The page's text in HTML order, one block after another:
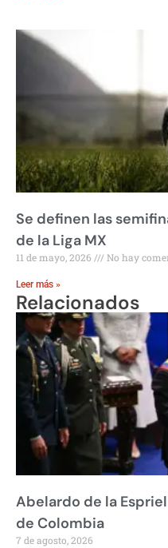
Se definen las
de la Liga MX
11 de mayo, 2026 No hay
Leer más »
Relacionados
Abelardo de la
de Colombia
7 de agosto, 2026